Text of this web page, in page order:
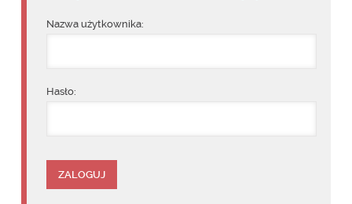
Nazwa użytkownika:
Hasło: